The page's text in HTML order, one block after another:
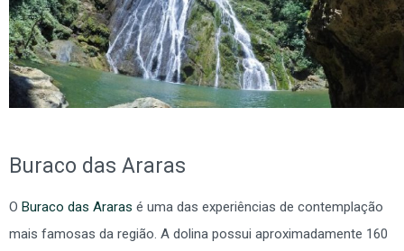
Buraco das Araras
O Buraco das Araras é uma das experiências de contemplação
mais famosas da região. A dolina possui aproximadamente 160